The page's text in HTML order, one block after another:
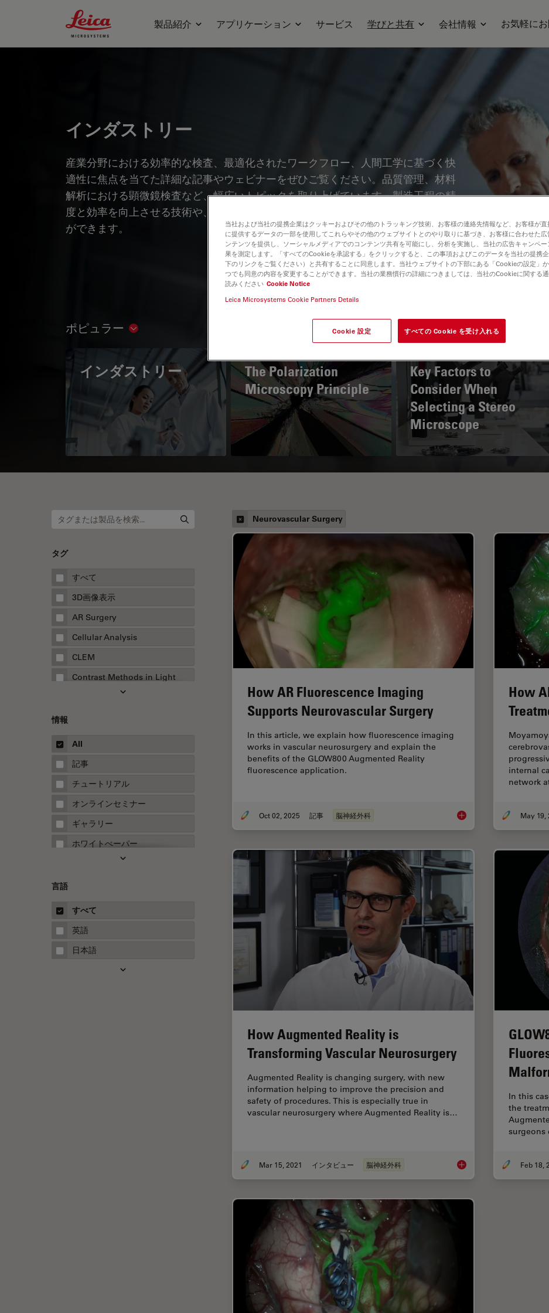
Leica Microsystems Logo
製品紹介 アプリケーション サービス 学びと共有 会社情報 お気軽に
インダストリー
産業分野における効率的な検査、最適化されたワークフロー、人間工学に基づく快
適性に焦点を当てた詳細な記事やウェビナーをぜひご覧ください。品質管理、材料
解析における顕微鏡検査など、幅広いトピックを取り上げています。製造工程の精
度と効率を向上させる技術や、最先端技術の活用について、貴重な知見を得ること
ができます。
ポピュラー Show subnavigation
インダストリー
The Polarization
Microscopy Principle
Key Factors to
Consider When
Selecting a Stereo
Microscope
タグ
すべて
3D画像表示
AR Surgery
Cellular Analysis
CLEM
Contrast Methods in Light
FLIM（蛍光寿命イメージング顕
微鏡法）
FluoSync
FRAP
FRET
Fテクニック
情報
All
記事
チュートリアル
オンラインセミナー
ギャラリー
ホワイトぺーパー
ケーススタディ
言語
すべて
英語
日本語
Neurovascular Surgery
How AR Fluorescence Imaging
Supports Neurovascular Surgery
In this article, we explain how fluorescence imaging
works in vascular neurosurgery and explain the
benefits of the GLOW800 Augmented Reality
fluorescence application.
Oct 02, 2025 記事 脳神経外科 How AR Fluorescence
How
internal
network
May 19,
How Augmented Reality is
Transforming Vascular Neurosurgery
Augmented Reality is changing surgery, with new
information helping to improve the precision and
safety of procedures. This is especially true in
vascular neurosurgery where Augmented Reality is…
Mar 15, 2021 インタビュー 脳神経外科 How Augmented Reality is
In this
the
surgeons
Feb 18,
当社および当社の提携企業はクッキーおよびその他のトラッキング技術、お客様の連絡先情報など、お客様が直
に提供するデータの一部を使用してこれらやその他のウェブサイトとのやり取りに基づき、お客様に合わせた広
ンテンツを提供し、ソーシャルメディアでのコンテンツ共有を可能にし、分析を実施し、当社の広告キャンペー
果を測定します。「すべてのCookieを承認する」をクリックすると、この事項およびこのデータを当社の提携
下のリンクをご覧ください）と共有することに同意します。当社ウェブサイトの下部にある「Cookieの設定」
つでも同意の内容を変更することができます。当社の業務慣行の詳細につきましては、当社のCookieに関する
読みください Cookie Notice
Leica Microsystems Cookie Partners Details
Cookie 設定 すべての Cookie を受け入れる